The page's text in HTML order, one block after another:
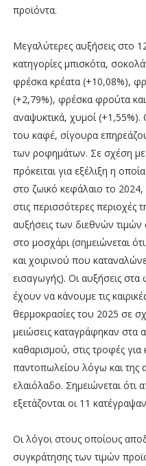
προϊόντα.
Μεγαλύτερες αυξήσεις στο
κατηγορίες μπισκότα,
φρέσκα κρέατα (+10,08%),
(+2,79%), φρέσκα φρούτα
αναψυκτικά, χυμοί (+1,55%).
του καφέ, σίγουρα
των ροφημάτων. Σε σχέση με
πρόκειται για εξέλιξη η
στο ζωικό κεφάλαιο το
στις περισσότερες περιοχές
αυξήσεις των διεθνών τιμών
στο μοσχάρι (σημειώνεται
και χοιρινού που
εισαγωγής). Οι αυξήσεις
έχουν να κάνουμε τις
θερμοκρασίες του 2025 σε
μειώσεις καταγράφηκαν στα
καθαρισμού, στις τροφές για
παντοπωλείου λόγω και της
ελαιόλαδο. Σημειώνεται ότι
εξετάζονται οι 11
Οι λόγοι στους οποίους
συγκράτησης των τιμών